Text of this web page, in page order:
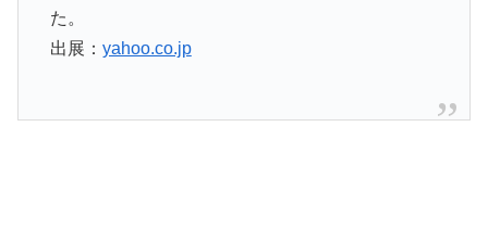
た。
出展： yahoo.co.jp